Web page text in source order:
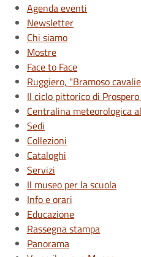
Agenda eventi
Newsletter
Chi siamo
Mostre
Face to Face
Ruggiero, "Bramoso
Il ciclo pittorico di
Centralina meteorologica
Sedi
Collezioni
Cataloghi
Servizi
Il museo per la scuola
Info e orari
Educazione
Rassegna stampa
Panorama